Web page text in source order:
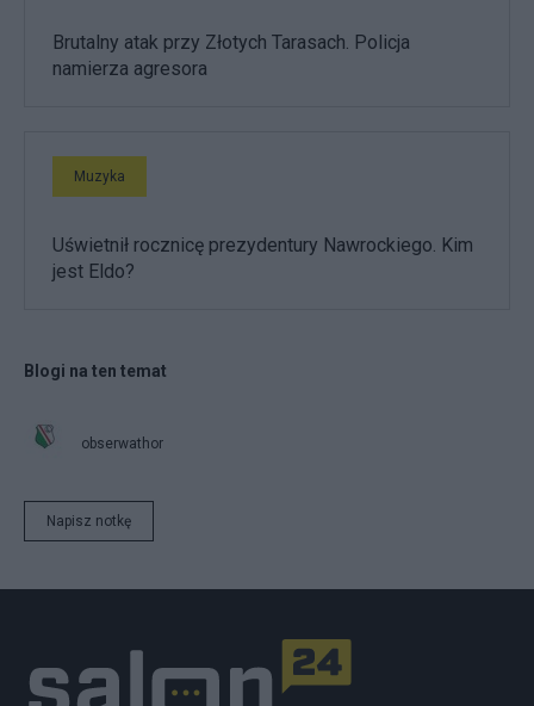
Brutalny atak przy Złotych Tarasach. Policja
namierza agresora
Muzyka
Uświetnił rocznicę prezydentury Nawrockiego. Kim
jest Eldo?
Blogi na ten temat
obserwathor
Napisz notkę